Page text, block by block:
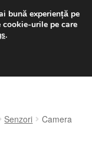
6816
Senzori
Camera
bună experiență pe
urile pe care
.